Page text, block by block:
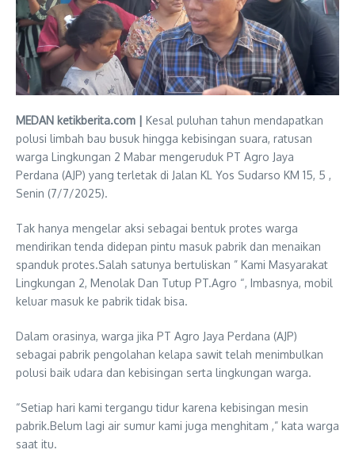
MEDAN ketikberita.com | Kesal puluhan tahun mendapatkan
polusi limbah bau busuk hingga kebisingan suara, ratusan
warga Lingkungan 2 Mabar mengeruduk PT Agro Jaya
Perdana (AJP) yang terletak di Jalan KL Yos Sudarso KM 15, 5 ,
Senin (7/7/2025).
Tak hanya mengelar aksi sebagai bentuk protes warga
mendirikan tenda didepan pintu masuk pabrik dan menaikan
spanduk protes.Salah satunya bertuliskan ” Kami Masyarakat
Lingkungan 2, Menolak Dan Tutup PT.Agro “, Imbasnya, mobil
keluar masuk ke pabrik tidak bisa.
Dalam orasinya, warga jika PT Agro Jaya Perdana (AJP)
sebagai pabrik pengolahan kelapa sawit telah menimbulkan
polusi baik udara dan kebisingan serta lingkungan warga.
“Setiap hari kami tergangu tidur karena kebisingan mesin
pabrik.Belum lagi air sumur kami juga menghitam ,” kata warga
saat itu.